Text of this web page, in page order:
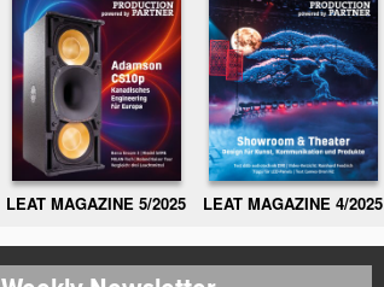
LEAT MAGAZINE 5/2025 LEAT MAGAZINE 4/2025